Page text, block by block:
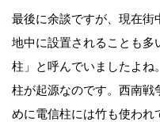
最後に余談ですが、現在街
地中に設置されることも多
柱」と呼んでいましたよね
柱が起源なのです。西南戦
めに電信柱には竹も使われ